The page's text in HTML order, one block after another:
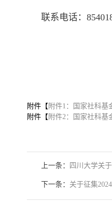
联系电话：
附件【 附件1：国家社科基
附件【 附件2：国家社科基
上一条： 四川大学关
下一条： 关于征集